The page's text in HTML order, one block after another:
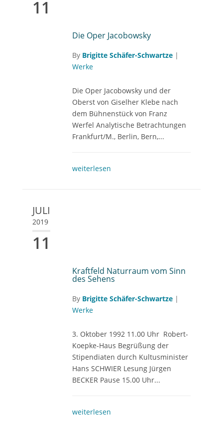
11
Die Oper Jacobowsky
By Brigitte Schäfer-Schwartze|
Werke
Die Oper Jacobowsky und der
Oberst von Giselher Klebe nach
dem Bühnenstück von Franz
Werfel Analytische Betrachtungen
Frankfurt/M., Berlin, Bern,...
weiterlesen
JULI
2019
11
Kraftfeld Naturraum vom Sinn
des Sehens
By Brigitte Schäfer-Schwartze|
Werke
3. Oktober 1992 11.00 Uhr Robert-
Koepke-Haus Begrüßung der
Stipendiaten durch Kultusminister
Hans SCHWIER Lesung Jürgen
BECKER Pause 15.00 Uhr...
weiterlesen